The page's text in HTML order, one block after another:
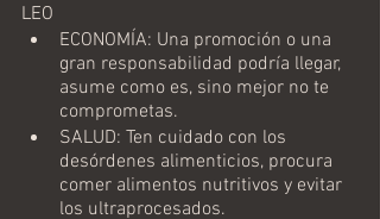
LEO
ECONOMÍA: Una promoción o una
gran responsabilidad podría llegar,
asume como es, sino mejor no te
comprometas.
SALUD: Ten cuidado con los
desórdenes alimenticios, procura
comer alimentos nutritivos y evitar
los ultraprocesados.